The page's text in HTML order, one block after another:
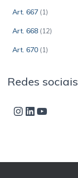
Art. 667 (1)
Art. 668 (12)
Art. 670 (1)
Redes sociais